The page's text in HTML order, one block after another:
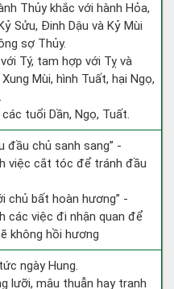
Thủy khắc với hành Hỏa,
Sửu, Đinh Dậu và Kỷ Mùi
sợ Thủy.
Tý, tam hợp với Tỵ và
Mùi, hình Tuất, hại Ngọ,
tuổi Dần, Ngọ, Tuất.
đầu chủ sanh sang” -
việc cắt tóc để tránh đầu
chủ bất hoàn hương” -
các việc đi nhận quan để
không hồi hương
ngày Hung.
lưỡi, mâu thuẫn hay tranh